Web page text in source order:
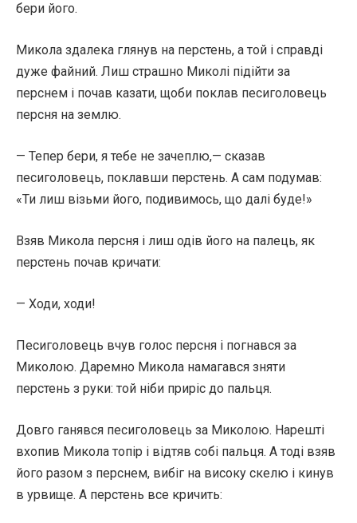
бери його.
Микола здалека глянув на перстень, а той і справді
дуже файний. Лиш страшно Миколі підійти за
перснем і почав казати, щоби поклав песиголовець
персня на землю.
— Тепер бери, я тебе не зачеплю,— сказав
песиголовець, поклавши перстень. А сам подумав:
«Ти лиш візьми його, подивимось, що далі буде!»
Взяв Микола персня і лиш одів його на палець, як
перстень почав кричати:
— Ходи, ходи!
Песиголовець вчув голос персня і погнався за
Миколою. Даремно Микола намагався зняти
перстень з руки: той ніби приріс до пальця.
Довго ганявся песиголовець за Миколою. Нарешті
вхопив Микола топір і відтяв собі пальця. А тоді взяв
його разом з перснем, вибіг на високу скелю і кинув
в урвище. А перстень все кричить: